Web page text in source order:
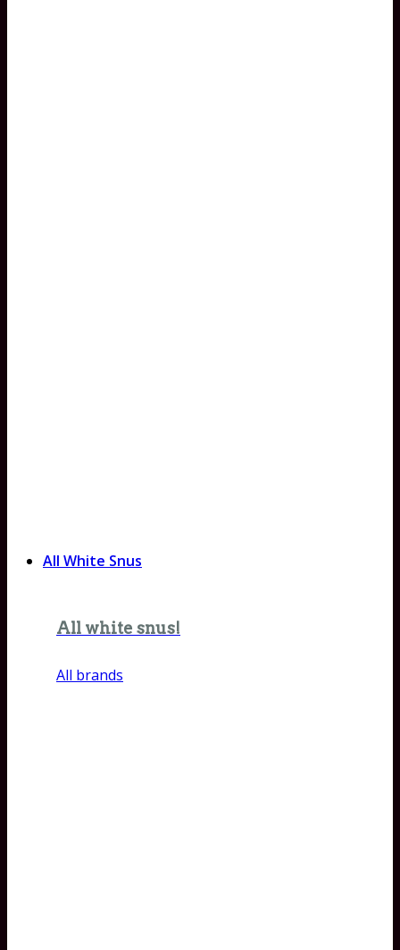
All White Snus
All white snus!
All brands